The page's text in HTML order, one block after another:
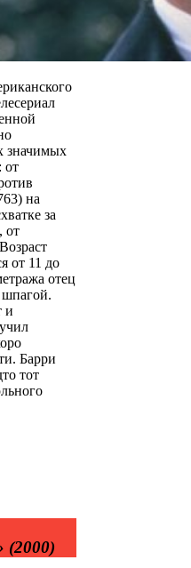
значимых
от
на
за
от
от 11 до
отец
шпагой.
и
Барри
тот
(2000)